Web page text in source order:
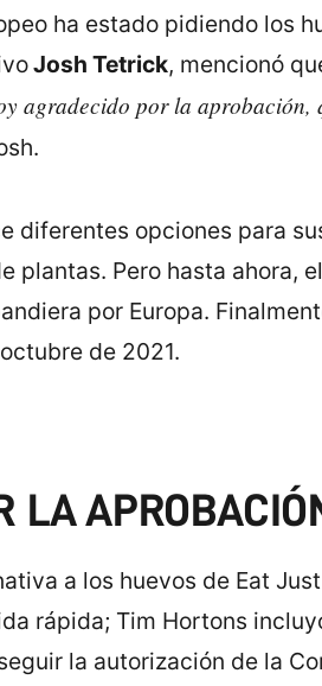
ha estado pidiendo los
Josh Tetrick, mencionó
agradecido por la aprobación,
diferentes opciones para
plantas. Pero hasta ahora,
por Europa.
de 2021.
LA
a los huevos de Eat
rápida; Tim Hortons
la autorización de la